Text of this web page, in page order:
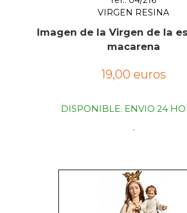
VIRGEN RESINA
Imagen de la Virgen de la
macarena
19,00 euros
DISPONIBLE. ENVIO 24
.